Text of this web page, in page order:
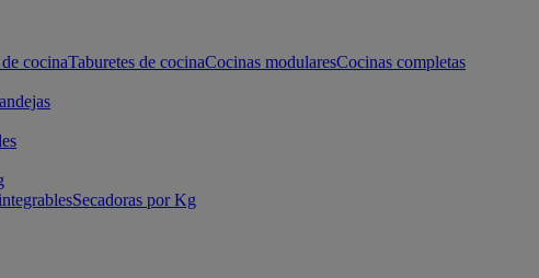
cocinaTaburetes de cocinaCocinas modularesCocinas completas
Secadoras por Kg